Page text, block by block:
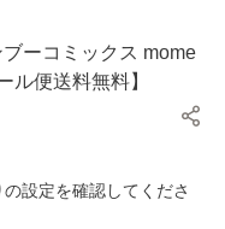
ーコミックス mome
ル便送料無料】
設定を確認してくださ